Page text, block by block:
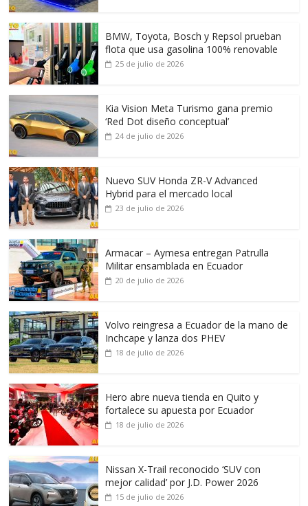
BMW, Toyota, Bosch y Repsol prueban
flota que usa gasolina 100% renovable
25 de julio de 2026
Kia Vision Meta Turismo gana premio
‘Red Dot diseño conceptual’
24 de julio de 2026
Nuevo SUV Honda ZR-V Advanced
Hybrid para el mercado local
23 de julio de 2026
Armacar – Aymesa entregan Patrulla
Militar ensamblada en Ecuador
20 de julio de 2026
Volvo reingresa a Ecuador de la mano de
Inchcape y lanza dos PHEV
18 de julio de 2026
Hero abre nueva tienda en Quito y
fortalece su apuesta por Ecuador
18 de julio de 2026
Nissan X-Trail reconocido ‘SUV con
mejor calidad’ por J.D. Power 2026
15 de julio de 2026